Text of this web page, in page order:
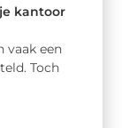
kantoor
vaak een
Toch